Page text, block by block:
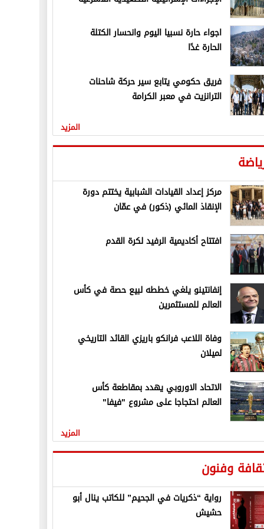
اجواء حارة نسبيا اليوم وانحسار الكتلة
الحارة غدًا
فريق حكومي يتابع سير حركة شاحنات
الترانزيت في معبر الكرامة
المزيد
مركز إعداد القيادات الشبابية يختتم دورة
الإنقاذ المائي (ذكور) في عمّان
افتتاح أكاديمية الرفيد لكرة القدم
إنفانتينو يلغي خططه لبيع حصة في كأس
العالم للمستثمرين
وفاة اللاعب فرانكو باريزي القائد التاريخي
لميلان
الاتحاد الاوروبي يهدد بمقاطعة كأس
العالم احتجاجا على مشروع "فيفا"
المزيد
وفنون
رواية “ذكريات في الجحيم” للكاتب ينال أبو
حشيش